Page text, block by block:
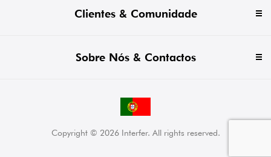
Clientes & Comunidade
Sobre Nós & Contactos
Copyright © 2026 Interfer. All rights reserved.